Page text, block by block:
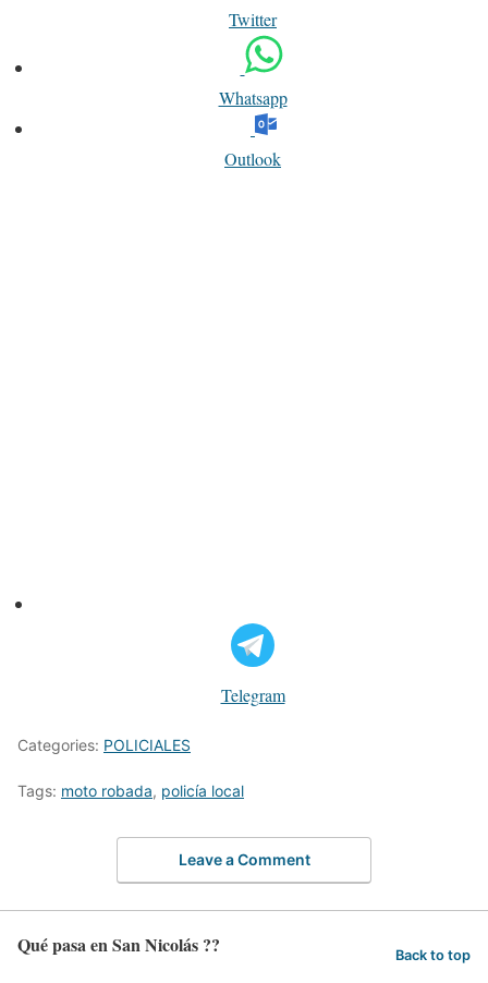
Twitter
Whatsapp
Outlook
Telegram
Categories: POLICIALES
Tags: moto robada, policía local
Leave a Comment
Qué pasa en San Nicolás ?? Back to top